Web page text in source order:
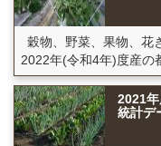
穀物、野菜、果物、花
2022年(令和4年)度産の
2021
統計デ